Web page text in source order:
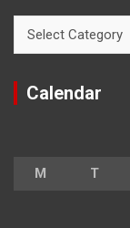
Calendar
M T